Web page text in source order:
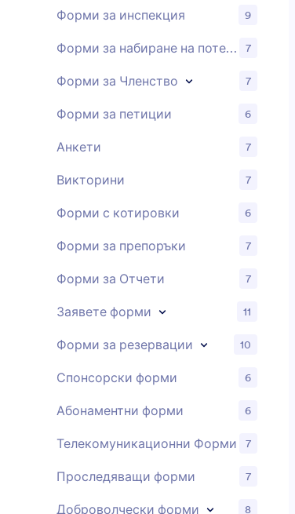
Форми за инспекция 9
Форми за набиране на потенциални клиенти 7
Форми за Членство 7
Форми за петиции 6
Анкети 7
Викторини 7
Форми с котировки 6
Форми за препоръки 7
Форми за Отчети 7
Заявете форми 11
Форми за резервации 10
Спонсорски форми 6
Абонаментни форми 6
Телекомуникационни Форми 7
Проследяващи форми 7
Доброволчески форми 8